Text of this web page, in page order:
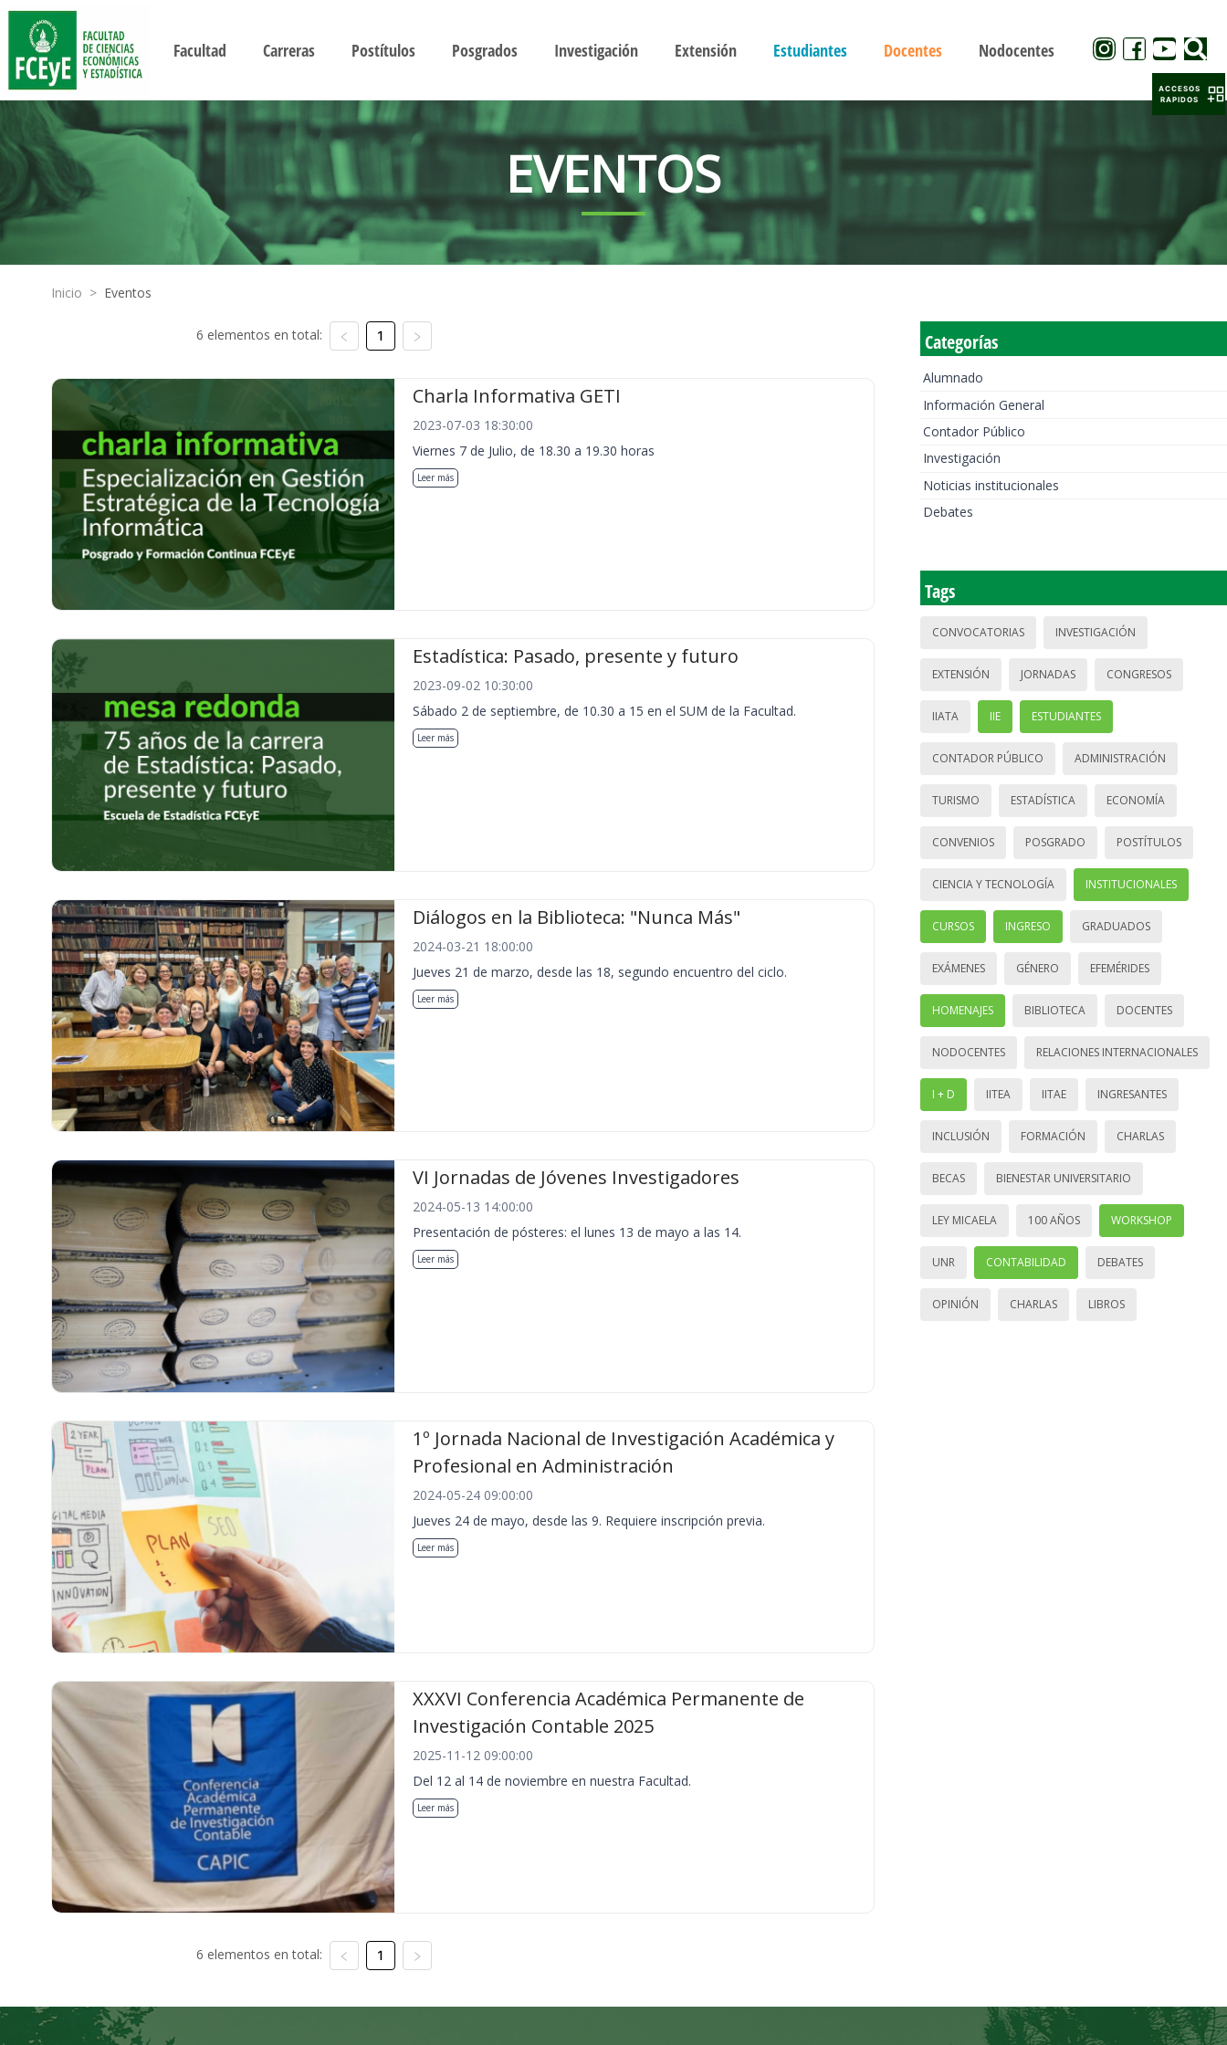
Facultad Carreras Postítulos Posgrados Investigación Extensión Estudiantes Docentes Nodocentes
EVENTOS
Inicio > Eventos
6 elementos en total: 1
Charla Informativa GETI
2023-07-03 18:30:00
Viernes 7 de Julio, de 18.30 a 19.30 horas
Leer más
Estadística: Pasado, presente y futuro
2023-09-02 10:30:00
Sábado 2 de septiembre, de 10.30 a 15 en el SUM de la Facultad.
Leer más
Diálogos en la Biblioteca: "Nunca Más"
2024-03-21 18:00:00
Jueves 21 de marzo, desde las 18, segundo encuentro del ciclo.
Leer más
VI Jornadas de Jóvenes Investigadores
2024-05-13 14:00:00
Presentación de pósteres: el lunes 13 de mayo a las 14.
Leer más
1º Jornada Nacional de Investigación Académica y
Profesional en Administración
2024-05-24 09:00:00
Jueves 24 de mayo, desde las 9. Requiere inscripción previa.
Leer más
XXXVI Conferencia Académica Permanente de
Investigación Contable 2025
2025-11-12 09:00:00
Del 12 al 14 de noviembre en nuestra Facultad.
Leer más
6 elementos en total: 1
Categorías
Alumnado
Información General
Contador Público
Investigación
Noticias institucionales
Debates
Tags
CONVOCATORIAS INVESTIGACIÓN
EXTENSIÓN JORNADAS CONGRESOS
IIATA IIE ESTUDIANTES
CONTADOR PÚBLICO ADMINISTRACIÓN
TURISMO ESTADÍSTICA ECONOMÍA
CONVENIOS POSGRADO POSTÍTULOS
CIENCIA Y TECNOLOGÍA INSTITUCIONALES
CURSOS INGRESO GRADUADOS
EXÁMENES GÉNERO EFEMÉRIDES
HOMENAJES BIBLIOTECA DOCENTES
NODOCENTES RELACIONES INTERNACIONALES
I + D IITEA IITAE INGRESANTES
INCLUSIÓN FORMACIÓN CHARLAS
BECAS BIENESTAR UNIVERSITARIO
LEY MICAELA 100 AÑOS WORKSHOP
UNR CONTABILIDAD DEBATES
OPINIÓN CHARLAS LIBROS
ACCESOS
RAPIDOS